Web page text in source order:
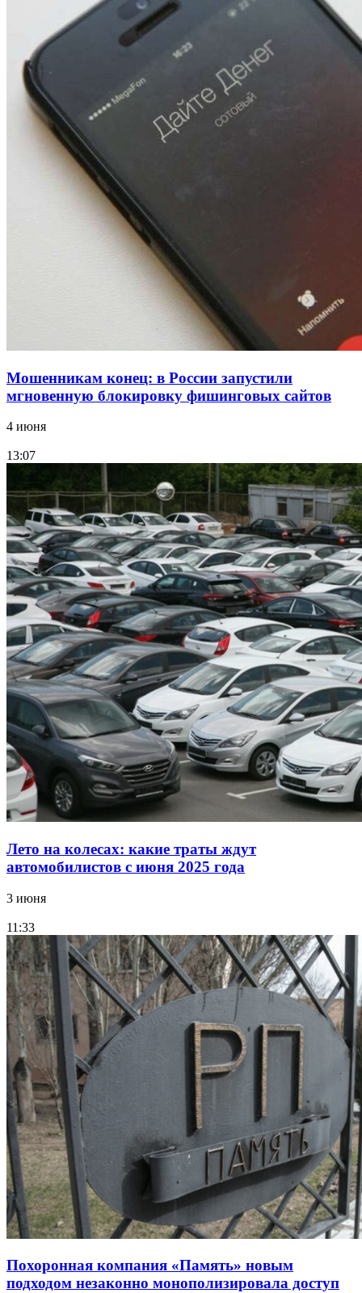
Волгоградские вузы в топе зарплатного
рейтинга: ВолгГТУ и ВолгГМУ вошли в топ‑15
для химической отрасли и фармацевтики
18:39
В Красноармейском районе Волгограда стартует
конкурс на ремонт моста через Волго‑Донской
судоходный канал
Фестиваль #ТриЧетыре в Волгограде пройдёт
11–13 сентября в рамках Года единства народов
Мошенникам конец: в России запустили
мгновенную блокировку фишинговых сайтов
4 июня
13:07
Лето на колесах: какие траты ждут
автомобилистов с июня 2025 года
3 июня
11:33
Похоронная компания «Память» новым
подходом незаконно монополизировала доступ